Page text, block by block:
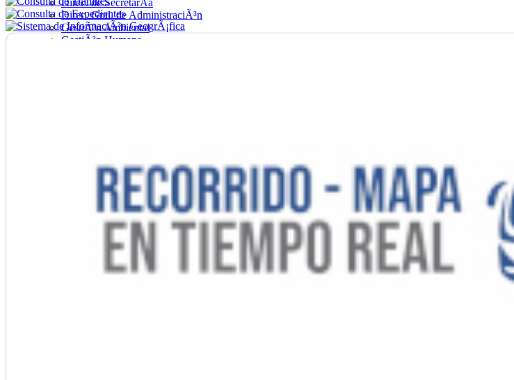
Direc. de SecretarÃ­a
Direc. Gral. de AdministraciÃ³n
GestiÃ³n Ambiental
GestiÃ³n Humana